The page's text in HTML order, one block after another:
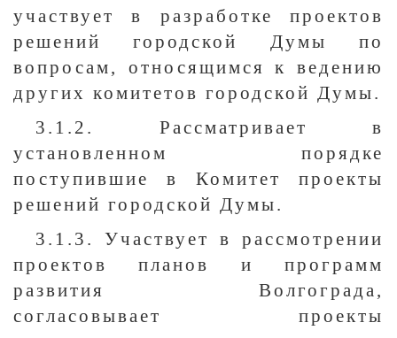
участвует в разработке проектов
решений городской Думы по
вопросам, относящимся к ведению
других комитетов городской Думы.
3.1.2. Рассматривает в
установленном порядке
поступившие в Комитет проекты
решений городской Думы.
3.1.3. Участвует в рассмотрении
проектов планов и программ
развития Волгограда,
согласовывает проекты